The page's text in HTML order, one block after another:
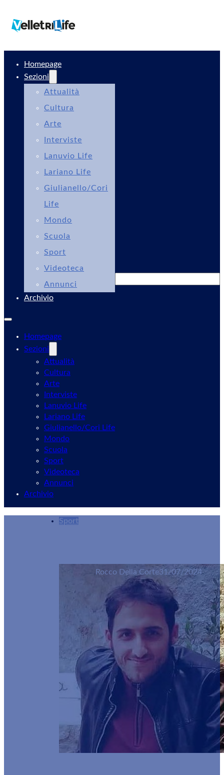
Homepage
Sezioni
Attualità
Cultura
Arte
Interviste
Lanuvio Life
Lariano Life
Giulianello/Cori
Life
Mondo
Scuola
Sport
Videoteca
Annunci
Archivio
Homepage
Sezioni
Attualità
Cultura
Arte
Interviste
Lanuvio Life
Lariano Life
Giulianello/Cori Life
Mondo
Scuola
Sport
Videoteca
Annunci
Archivio
Sport
Rocco Della Corte31/07/2024